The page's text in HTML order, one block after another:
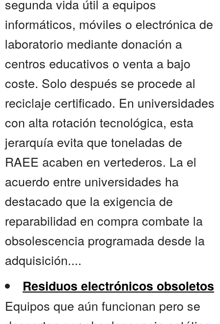
segunda vida útil a equipos
informáticos, móviles o electrónica de
laboratorio mediante donación a
centros educativos o venta a bajo
coste. Solo después se procede al
reciclaje certificado. En universidades
con alta rotación tecnológica, esta
jerarquía evita que toneladas de
RAEE acaben en vertederos. La el
acuerdo entre universidades ha
destacado que la exigencia de
reparabilidad en compra combate la
obsolescencia programada desde la
adquisición....
Residuos electrónicos obsoletos
Equipos que aún funcionan pero se